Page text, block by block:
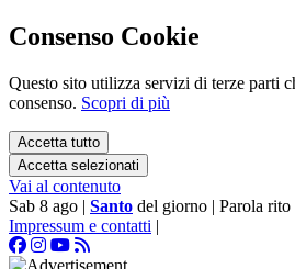
Consenso Cookie
Questo sito utilizza servizi di terze parti
consenso. Scopri di più
Accetta tutto
Accetta selezionati
Vai al contenuto
Sab 8 ago | Santo del giorno | Parola rito
Impressum e contatti |